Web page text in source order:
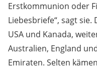
Erstkommunion oder
Liebesbriefe“, sagt
USA und Kanada,
Australien, England
Emiraten. Selten